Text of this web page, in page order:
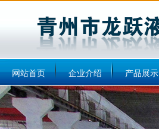
网站首页 企业介绍 产品展示